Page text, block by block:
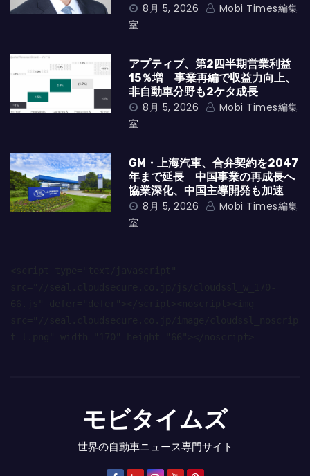
8月 5, 2026
Mobi Times編集
室
アプティブ、第2四半期営業利益
15％増 事業再編で収益力向上、
非自動車分野も2ケタ成長
8月 5, 2026
Mobi Times編集
室
GM・上海汽車、合弁契約を2047
年まで延長 中国事業の再成長へ
協業深化、中国主導開発も加速
8月 5, 2026
Mobi Times編集
室
モビタイムズ
世界の自動車ニュース専門サイト